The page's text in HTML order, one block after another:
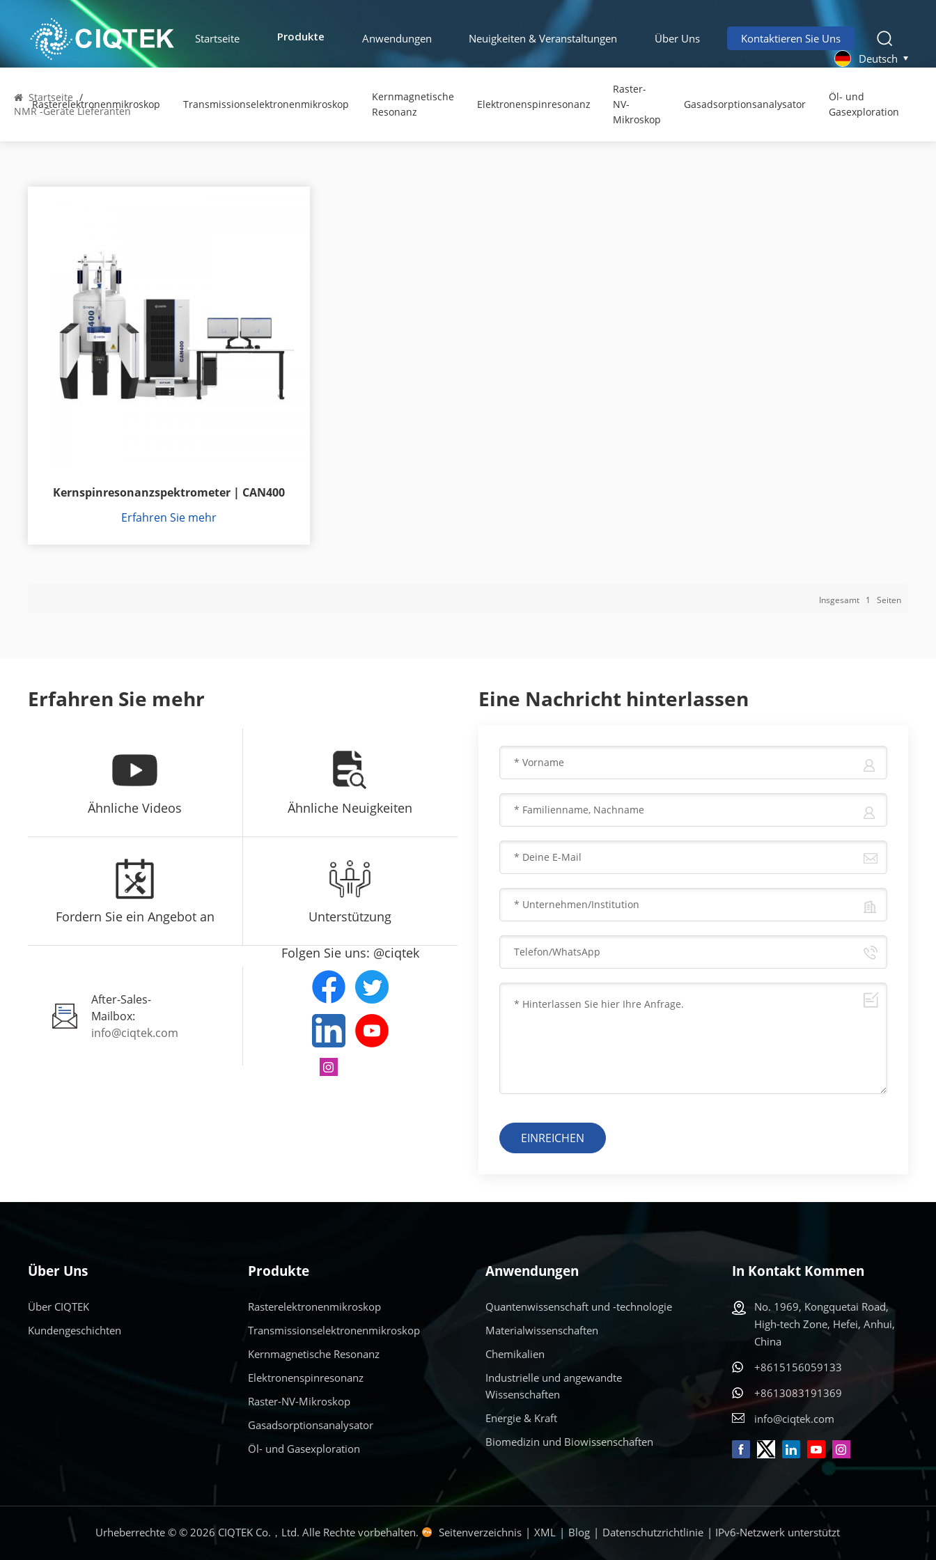
Startseite Produkte Anwendungen Neuigkeiten & Veranstaltungen Über Uns
Kontaktieren Sie Uns
Deutsch
Startseite /
NMR -Geräte Lieferanten
Rasterelektronenmikroskop Transmissionselektronenmikroskop
Kernmagnetische
Resonanz
Elektronenspinresonanz
Raster-
NV-
Mikroskop
Gasadsorptionsanalysator
Öl- und
Gasexploration
Kernspinresonanzspektrometer | CAN400
Erfahren Sie mehr
Insgesamt 1 Seiten
Erfahren Sie mehr
Ähnliche Videos Ähnliche Neuigkeiten
Fordern Sie ein Angebot an Unterstützung
After-Sales-
Mailbox:
info@ciqtek.com
Folgen Sie uns: @ciqtek
Eine Nachricht hinterlassen
EINREICHEN
Über Uns
Über CIQTEK
Kundengeschichten
Produkte
Rasterelektronenmikroskop
Transmissionselektronenmikroskop
Kernmagnetische Resonanz
Elektronenspinresonanz
Raster-NV-Mikroskop
Gasadsorptionsanalysator
Öl- und Gasexploration
Anwendungen
Quantenwissenschaft und -technologie
Materialwissenschaften
Chemikalien
Industrielle und angewandte
Wissenschaften
Energie & Kraft
Biomedizin und Biowissenschaften
In Kontakt Kommen
No. 1969, Kongquetai Road,
High-tech Zone, Hefei, Anhui,
China
+8615156059133
+8613083191369
info@ciqtek.com
Urheberrechte © © 2026 CIQTEK Co.，Ltd. Alle Rechte vorbehalten. Seitenverzeichnis | XML | Blog | Datenschutzrichtlinie | IPv6-Netzwerk unterstützt